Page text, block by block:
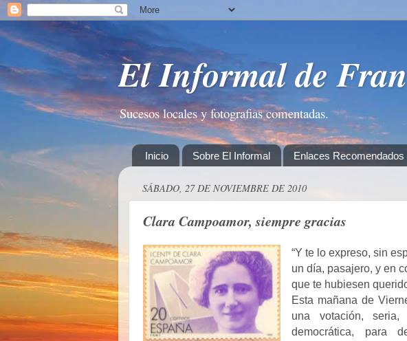
El Informal de Fran
Sucesos locales y fotografias comentadas.
Inicio Sobre El Informal Enlaces Recomendados
SÁBADO, 27 DE NOVIEMBRE DE 2010
Clara Campoamor, siempre gracias
“Y te lo expreso, sin
un día, pasajero, y en
que te hubiesen
Esta mañana de
una votación,
democrática, para